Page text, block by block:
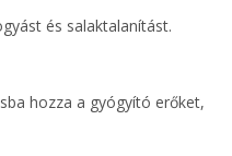
és salaktalanítást.
hozza a gyógyító erőket,